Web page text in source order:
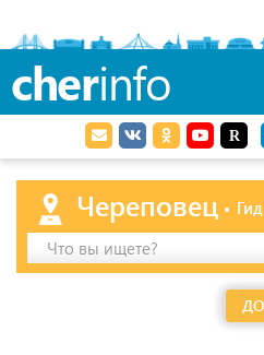
cherinfo
Череповец
Что вы ищете?